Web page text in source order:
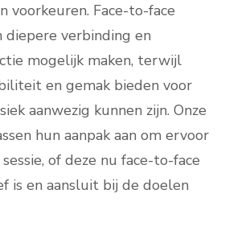
voorkeuren. Face-to-face
diepere verbinding en
mogelijk maken, terwijl
en gemak bieden voor
aanwezig kunnen zijn. Onze
hun aanpak aan om ervoor
of deze nu face-to-face
is en aansluit bij de doelen